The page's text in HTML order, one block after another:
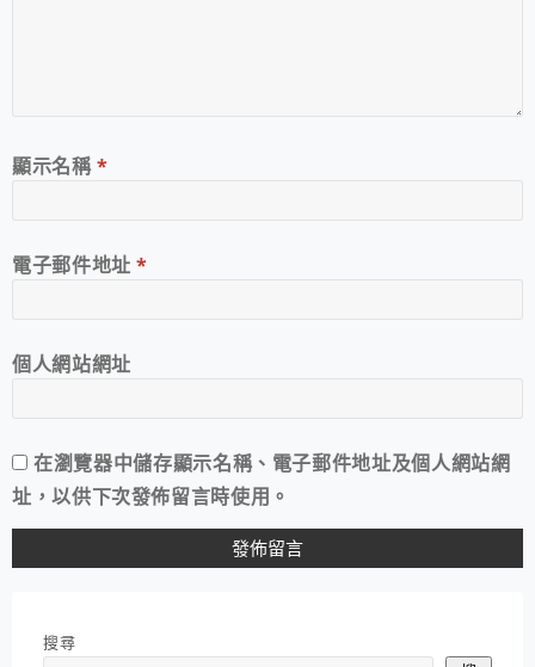
顯示名稱*
電子郵件地址*
個人網站網址
在瀏覽器中儲存顯示名稱、電子郵件地址及個人網站網
址，以供下次發佈留言時使用。
搜尋